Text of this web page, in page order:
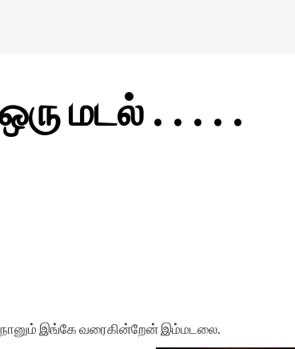
மடல் . . . . .
நானும் இங்கே வரைகின்றேன் இம்மடலை.